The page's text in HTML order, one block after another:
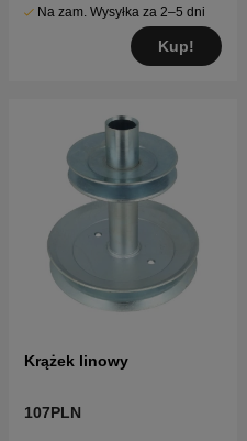
Na zam. Wysyłka za 2–5 dni
Kup!
Krążek linowy
107PLN